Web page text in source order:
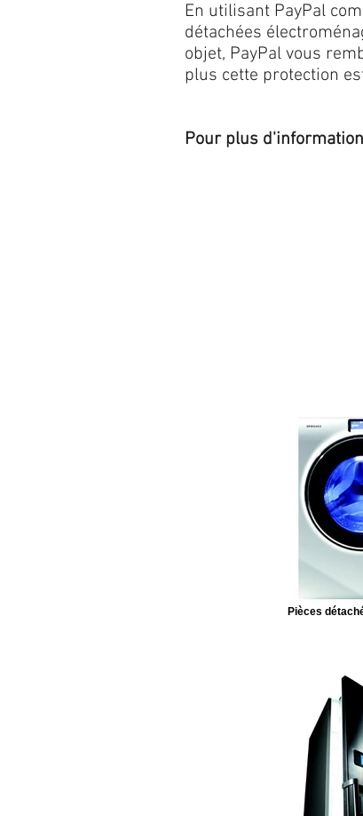
En utilisant PayPal
détachées
objet, PayPal vous
plus cette protection
Pour plus
Pièces